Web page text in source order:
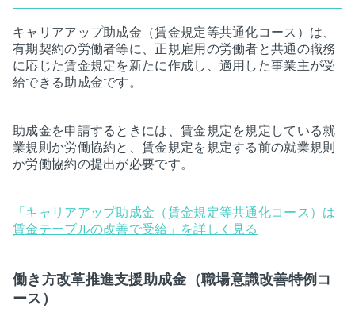
キャリアアップ助成金（賃金規定等共通化コース）は、
有期契約の労働者等に、正規雇用の労働者と共通の職務
に応じた賃金規定を新たに作成し、適用した事業主が受
給できる助成金です。
助成金を申請するときには、賃金規定を規定している就
業規則か労働協約と、賃金規定を規定する前の就業規則
か労働協約の提出が必要です。
「キャリアアップ助成金（賃金規定等共通化コース）は
賃金テーブルの改善で受給」を詳しく見る
働き方改革推進支援助成金（職場意識改善特例コ
ース）